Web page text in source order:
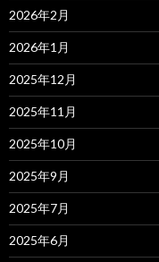
2026年2月
2026年1月
2025年12月
2025年11月
2025年10月
2025年9月
2025年7月
2025年6月